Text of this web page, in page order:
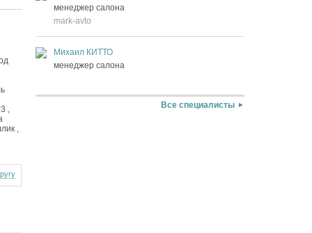
,
,
менеджер салона
mark-avto
Михаил КИТТО
менеджер салона
Все специалисты